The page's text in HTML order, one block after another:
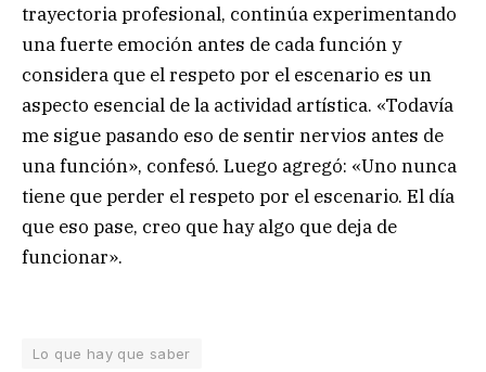
trayectoria profesional, continúa experimentando
una fuerte emoción antes de cada función y
considera que el respeto por el escenario es un
aspecto esencial de la actividad artística. «Todavía
me sigue pasando eso de sentir nervios antes de
una función», confesó. Luego agregó: «Uno nunca
tiene que perder el respeto por el escenario. El día
que eso pase, creo que hay algo que deja de
funcionar».
Lo que hay que saber